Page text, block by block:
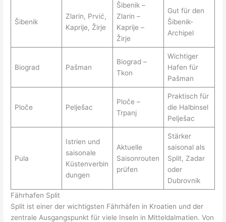
Šibenik
Zlarin, Prvić,
Kaprije, Žirje
Šibenik –
Zlarin –
Kaprije –
Žirje
Gut für den
Šibenik-
Archipel
Biograd Pašman
Biograd –
Tkon
Wichtiger
Hafen für
Pašman
Ploče Pelješac
Ploče –
Trpanj
Praktisch für
die Halbinsel
Pelješac
Pula
Istrien und
saisonale
Küstenverbin
dungen
Aktuelle
Saisonrouten
prüfen
Stärker
saisonal als
Split, Zadar
oder
Dubrovnik
Fährhafen Split
Split ist einer der wichtigsten Fährhäfen in Kroatien und der
zentrale Ausgangspunkt für viele Inseln in Mitteldalmatien. Von